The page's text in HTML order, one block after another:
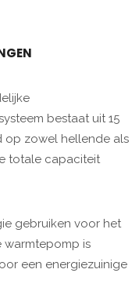
bestaat uit 15
op zowel hellende als
totale capaciteit
gebruiken voor het
warmtepomp is
een energiezuinige